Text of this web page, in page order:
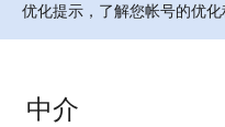
优化提示，了解您帐号的优化
中介